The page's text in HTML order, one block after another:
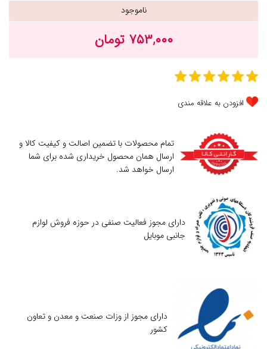
ناموجود
۷۵۳,۰۰۰ تومان
افزودن به علاقه مندی
تمام محصولات با تضمین اصالت و کیفیت کالا و
ارسال همان محصول خریداری شده برای شما
ارسال خواهد شد.
دارای مجوز فعالیت صنفی در حوزه فروش لوازم
جانبی موبایل
دارای مجوز از وزات صنعت و معدن و تعاون
کشور